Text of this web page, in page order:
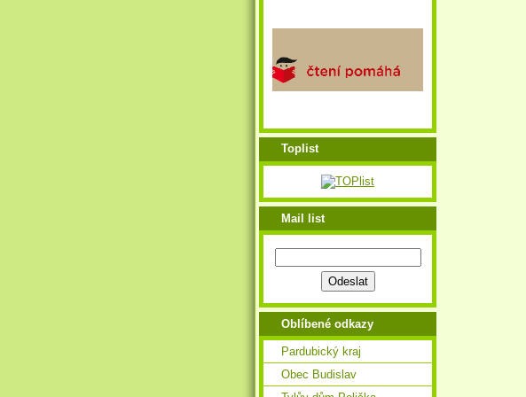
Toplist
Mail list
Oblíbené odkazy
Pardubický kraj
Obec Budislav